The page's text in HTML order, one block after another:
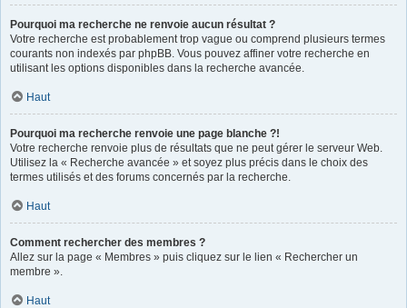
Pourquoi ma recherche ne renvoie aucun résultat ?
Votre recherche est probablement trop vague ou comprend plusieurs termes
courants non indexés par phpBB. Vous pouvez affiner votre recherche en
utilisant les options disponibles dans la recherche avancée.
Haut
Pourquoi ma recherche renvoie une page blanche ?!
Votre recherche renvoie plus de résultats que ne peut gérer le serveur Web.
Utilisez la « Recherche avancée » et soyez plus précis dans le choix des
termes utilisés et des forums concernés par la recherche.
Haut
Comment rechercher des membres ?
Allez sur la page « Membres » puis cliquez sur le lien « Rechercher un
membre ».
Haut